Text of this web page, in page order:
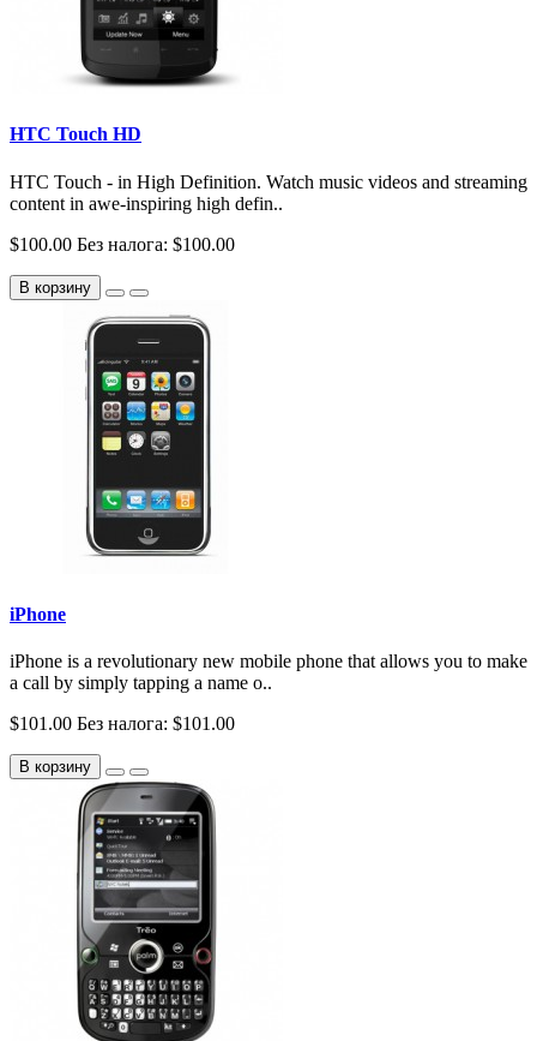
HTC Touch HD
HTC Touch - in High Definition. Watch music videos and streaming
content in awe-inspiring high defin..
$100.00 Без налога: $100.00
В корзину
iPhone
iPhone is a revolutionary new mobile phone that allows you to make
a call by simply tapping a name o..
$101.00 Без налога: $101.00
В корзину